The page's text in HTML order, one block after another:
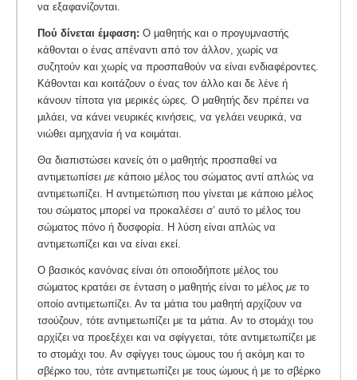
να εξαφανίζονται.
Πού δίνεται έμφαση: Ο μαθητής και ο προγυμναστής
κάθονται ο ένας απέναντι από τον άλλον, χωρίς να
συζητούν και χωρίς να προσπαθούν να είναι ενδιαφέροντες.
Κάθονται και κοιτάζουν ο ένας τον άλλο και δε λένε ή
κάνουν τίποτα για μερικές ώρες. Ο μαθητής δεν πρέπει να
μιλάει, να κάνει νευρικές κινήσεις, να γελάει νευρικά, να
νιώθει αμηχανία ή να κοιμάται.
Θα διαπιστώσει κανείς ότι ο μαθητής προσπαθεί να
αντιμετωπίσει με κάποιο μέλος του σώματος αντί απλώς να
αντιμετωπίζει. Η αντιμετώπιση που γίνεται με κάποιο μέλος
του σώματος μπορεί να προκαλέσει σ’ αυτό το μέλος του
σώματος πόνο ή δυσφορία. Η λύση είναι απλώς να
αντιμετωπίζει και να είναι εκεί.
Ο βασικός κανόνας είναι ότι οποιοδήποτε μέλος του
σώματος κρατάει σε ένταση ο μαθητής είναι το μέλος με το
οποίο αντιμετωπίζει. Αν τα μάτια του μαθητή αρχίζουν να
τσούζουν, τότε αντιμετωπίζει με τα μάτια. Αν το στομάχι του
αρχίζει να προεξέχει και να σφίγγεται, τότε αντιμετωπίζει με
το στομάχι του. Αν σφίγγει τους ώμους του ή ακόμη και το
σβέρκο του, τότε αντιμετωπίζει με τους ώμους ή με το σβέρκο